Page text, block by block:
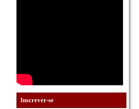
Inscrever-se